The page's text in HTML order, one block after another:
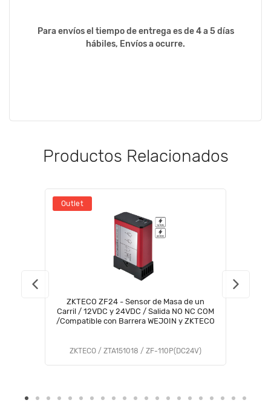
Para envíos el tiempo de entrega es de 4 a 5 días
hábiles, Envíos a ocurre.
Productos Relacionados
Outlet
ZKTECO ZF24 - Sensor de Masa de un
Carril / 12VDC y 24VDC / Salida NO NC COM
/Compatible con Barrera WEJOIN y ZKTECO
ZKTECO / ZTA151018 / ZF-110P(DC24V)